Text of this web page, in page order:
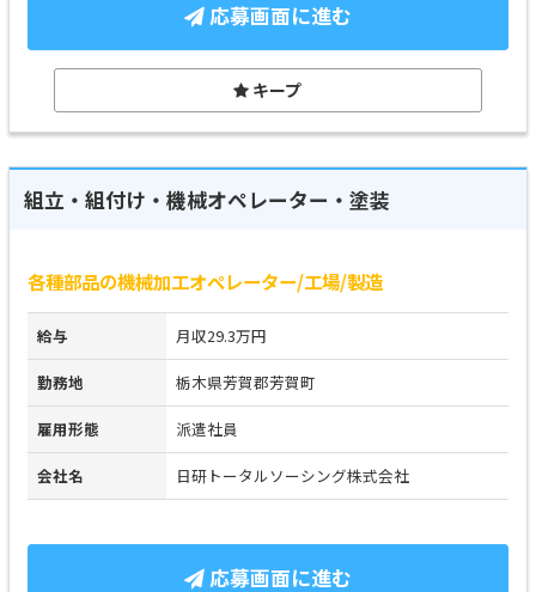
応募画面に進む
キープ
組立・組付け・機械オペレーター・塗装
各種部品の機械加工オペレーター/工場/製造
給与 月収29.3万円
勤務地 栃木県芳賀郡芳賀町
雇用形態 派遣社員
会社名 日研トータルソーシング株式会社
応募画面に進む